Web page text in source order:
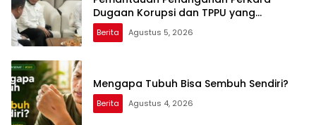
Dugaan Korupsi dan TPPU yang
Melibatkan Mantan Jampidsus, FA di
Kejaksaan Agung
Berita Agustus 5, 2026
Mengapa Tubuh Bisa Sembuh Sendiri?
Berita Agustus 4, 2026